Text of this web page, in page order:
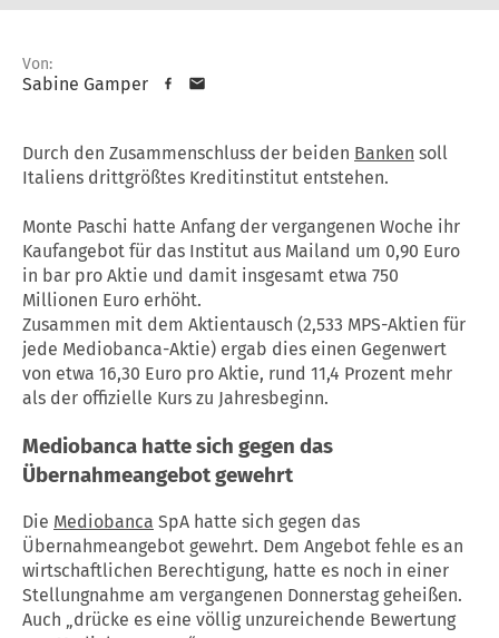
Von:
Sabine Gamper
Durch den Zusammenschluss der beiden Banken soll
Italiens drittgrößtes Kreditinstitut entstehen.
Monte Paschi hatte Anfang der vergangenen Woche ihr
Kaufangebot für das Institut aus Mailand um 0,90 Euro
in bar pro Aktie und damit insgesamt etwa 750
Millionen Euro erhöht.
Zusammen mit dem Aktientausch (2,533 MPS-Aktien für
jede Mediobanca-Aktie) ergab dies einen Gegenwert
von etwa 16,30 Euro pro Aktie, rund 11,4 Prozent mehr
als der offizielle Kurs zu Jahresbeginn.
Mediobanca hatte sich gegen das
Übernahmeangebot gewehrt
Die Mediobanca SpA hatte sich gegen das
Übernahmeangebot gewehrt. Dem Angebot fehle es an
wirtschaftlichen Berechtigung, hatte es noch in einer
Stellungnahme am vergangenen Donnerstag geheißen.
Auch „drücke es eine völlig unzureichende Bewertung